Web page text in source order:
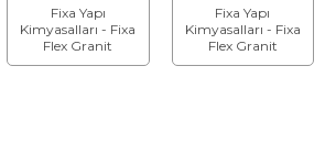
Fixa Yapı
Kimyasalları - Fixa
Flex Granit
Seramik
Fixa Yapı
Kimyasalları - Fixa
Flex Granit
Seramik